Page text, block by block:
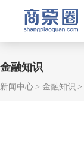
金融知识
新闻中心 金融知识